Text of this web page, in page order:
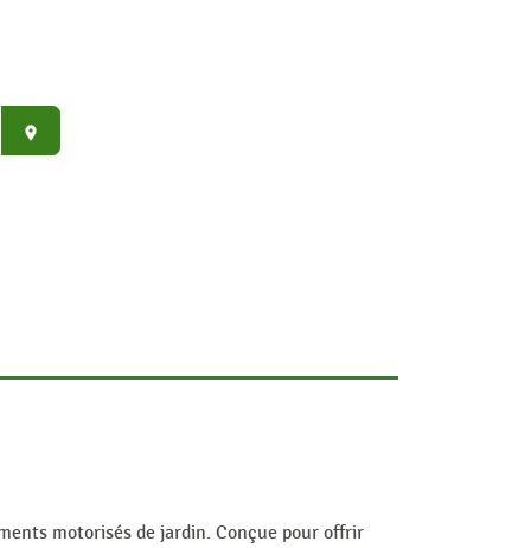
place
motorisés de jardin. Conçue pour offrir